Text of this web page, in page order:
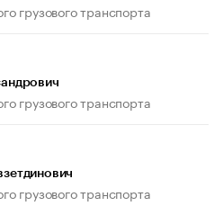
грузового транспорта
грузового транспорта
грузового транспорта